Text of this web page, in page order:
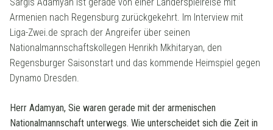
Sargis Adamyan ist gerade von einer Länderspielreise mit
Armenien nach Regensburg zurückgekehrt. Im Interview mit
Liga-Zwei.de sprach der Angreifer über seinen
Nationalmannschaftskollegen Henrikh Mkhitaryan, den
Regensburger Saisonstart und das kommende Heimspiel gegen
Dynamo Dresden.
Herr Adamyan, Sie waren gerade mit der armenischen
Nationalmannschaft unterwegs. Wie unterscheidet sich die Zeit in